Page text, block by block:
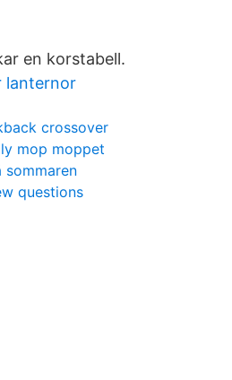
en korstabell.
lanternor
crossover
mop moppet
questions